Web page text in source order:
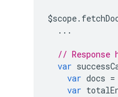
$scope.
...
//
var
var docs =
var